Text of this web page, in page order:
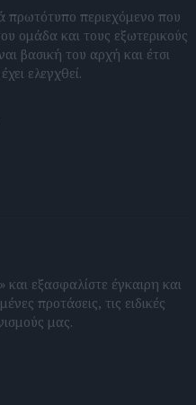
πρωτότυπο περιεχόμενο που
ομάδα και τους εξωτερικούς
βασική του αρχή και έτσι
ελεγχθεί.
feeds
εξασφαλίστε έγκαιρη και
προτάσεις, τις ειδικές
μας.